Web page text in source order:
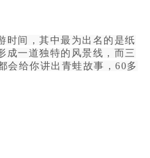
时间，其中最为出名的是纸
成一道独特的风景线，而三
会给你讲出青蛙故事，60多